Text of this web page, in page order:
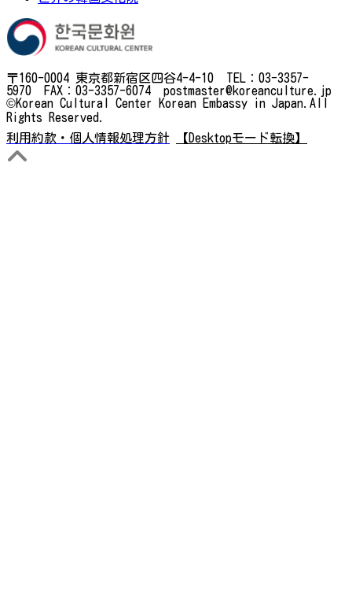
〒160-0004 東京都新宿区四谷4-4-10 TEL：03-3357-
5970 FAX：03-3357-6074 postmaster@koreanculture.jp
©Korean Cultural Center Korean Embassy in Japan.All
Rights Reserved.
利用約款・個人情報処理方針
【Desktopモード転換】